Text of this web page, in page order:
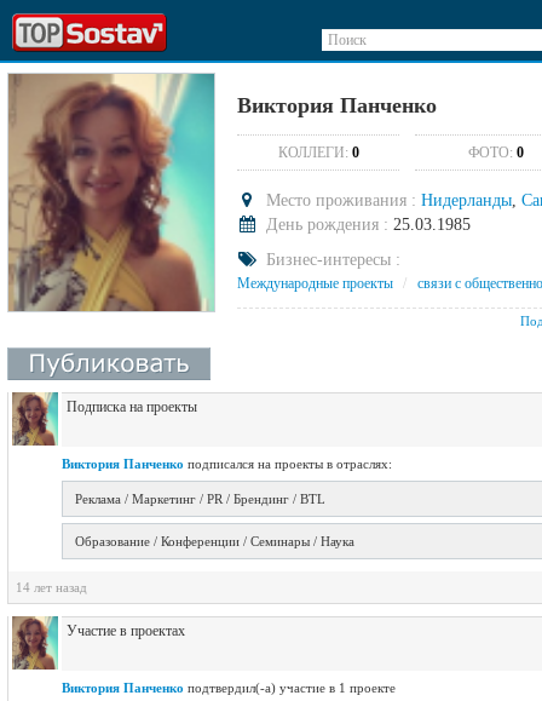
Поиск
Виктория Панченко
КОЛЛЕГИ: 0 ФОТО: 0
Место проживания : Нидерланды,
День рождения : 25.03.1985
Бизнес-интересы :
Международные проекты / связи с
Подписка на проекты
Виктория Панченко подписался на проекты в отраслях:
Реклама / Маркетинг / PR / Брендинг / BTL
Образование / Конференции / Семинары / Наука
14 лет назад
Участие в проектах
Виктория Панченко подтвердил(-а) участие в 1 проекте